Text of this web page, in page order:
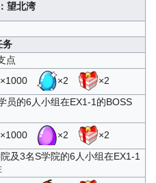
望北湾
务
点
×1000 ×2 ×2
员的6人小组在EX1-1的BOSS
×1000 ×2 ×2
及3名S学院的6人小组在EX1-1